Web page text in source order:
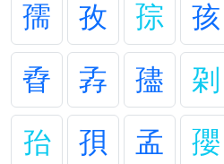
孺
孜 孮 孩
孴
孨 孻 刴
孡
孭 孟 孾